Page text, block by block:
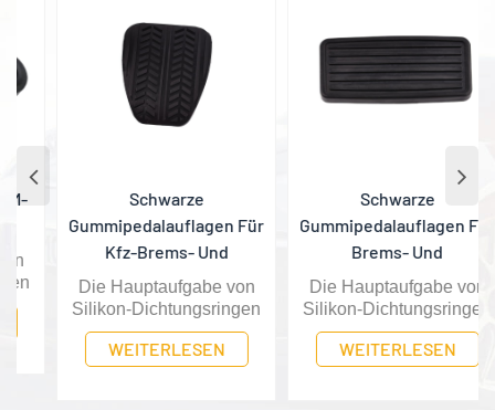
Schwarze
Gummipedalauflagen Für
Kfz-Brems- Und
Kupplungspedale
Die Hauptaufgabe von
Silikon-Dichtungsringen
für Kraftfahrzeuge
besteht darin, eine
WEITERLESEN
Schwarze
Gummipedalauflagen Für
Brems- Und
Kupplungspedal Für
Auto
Die Hauptaufgabe von
Silikon-Dichtungsringen
für Kraftfahrzeuge
besteht darin, eine
WEITERLESEN